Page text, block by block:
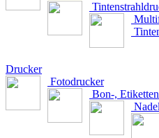
Drucker
Fotodrucker
Bon-,